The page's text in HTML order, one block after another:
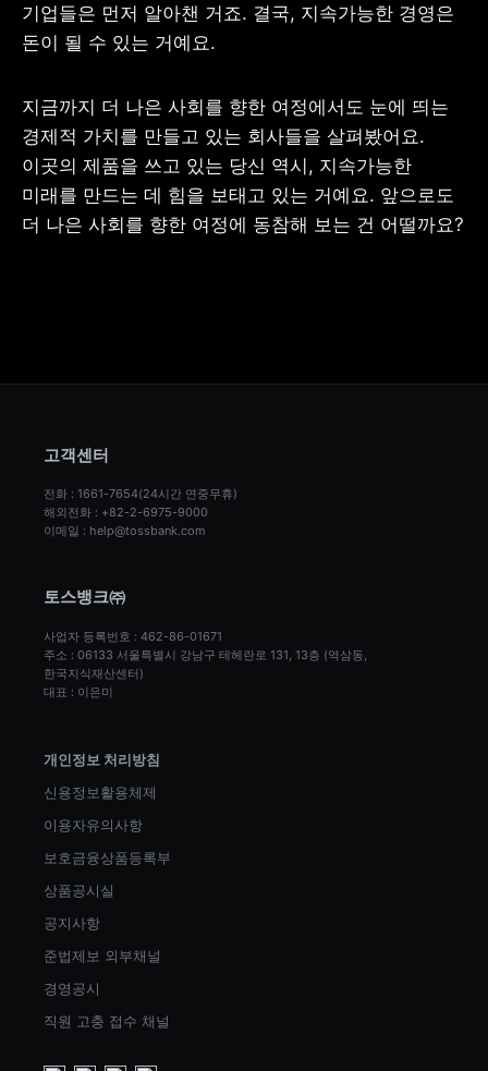
기업들은 먼저 알아챈 거죠. 결국, 지속가능한 경영은
돈이 될 수 있는 거예요.
지금까지 더 나은 사회를 향한 여정에서도 눈에 띄는
경제적 가치를 만들고 있는 회사들을 살펴봤어요.
이곳의 제품을 쓰고 있는 당신 역시, 지속가능한
미래를 만드는 데 힘을 보태고 있는 거예요. 앞으로도
더 나은 사회를 향한 여정에 동참해 보는 건 어떨까요?
고객센터
전화 : 1661-7654(24시간 연중무휴)
해외전화 : +82-2-6975-9000
이메일 : help@tossbank.com
토스뱅크㈜
사업자 등록번호 : 462-86-01671
주소 : 06133 서울특별시 강남구 테헤란로 131, 13층 (역삼동,
한국지식재산센터)
대표 : 이은미
개인정보 처리방침
신용정보활용체제
이용자유의사항
보호금융상품등록부
상품공시실
공지사항
준법제보 외부채널
경영공시
직원 고충 접수 채널